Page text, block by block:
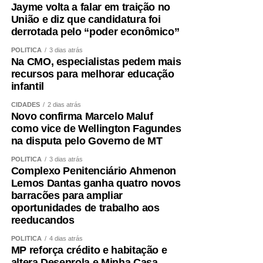
fundamentais.
A alimentação também precisa garantir quantidade
adequada de proteínas e energia, distribuídas ao longo
do dia e ajustadas à idade, função renal, rotina e
condição clínica.
Além disso, é essencial tratar fatores que aceleram a
perda muscular e o envelhecimento vascular, como
sedentarismo, diabetes, hipertensão, alterações do sono,
tabagismo e obesidade visceral.
Envelhecer bem ,exige
preservar força
pode ser fragmentado. Peso, metabolismo, coração,
músculo e cérebro fazem parte do mesmo sistema.
Jayme volta a falar em traição no
União e diz que candidatura foi
derrotada pelo “poder econômico”
POLÍTICA 3 dias atrás
Na CMO, especialistas pedem mais
recursos para melhorar educação
infantil
CIDADES 2 dias atrás
Novo confirma Marcelo Maluf
como vice de Wellington Fagundes
na disputa pelo Governo de MT
POLÍTICA 3 dias atrás
Complexo Penitenciário Ahmenon
Lemos Dantas ganha quatro novos
barracões para ampliar
oportunidades de trabalho aos
reeducandos
POLÍTICA 4 dias atrás
MP reforça crédito e habitação e